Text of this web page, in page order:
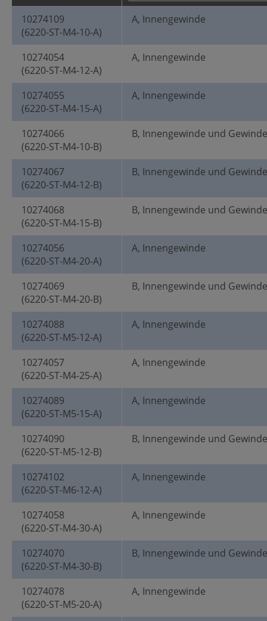
10274109
(6220-ST-M4-10-A)
A, Innengewinde
10274054
(6220-ST-M4-12-A)
A, Innengewinde
10274055
(6220-ST-M4-15-A)
A, Innengewinde
10274066
(6220-ST-M4-10-B)
B, Innengewinde und
10274067
(6220-ST-M4-12-B)
B, Innengewinde und
10274068
(6220-ST-M4-15-B)
B, Innengewinde und
10274056
(6220-ST-M4-20-A)
A, Innengewinde
10274069
(6220-ST-M4-20-B)
B, Innengewinde und
10274088
(6220-ST-M5-12-A)
A, Innengewinde
10274057
(6220-ST-M4-25-A)
A, Innengewinde
10274089
(6220-ST-M5-15-A)
A, Innengewinde
10274090
(6220-ST-M5-12-B)
B, Innengewinde und
10274102
(6220-ST-M6-12-A)
A, Innengewinde
10274058
(6220-ST-M4-30-A)
A, Innengewinde
10274070
(6220-ST-M4-30-B)
B, Innengewinde und
10274078
(6220-ST-M5-20-A)
A, Innengewinde